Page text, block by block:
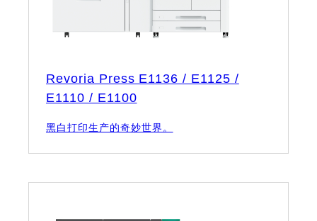
Revoria Press E1136 / E1125 /
E1110 / E1100
黑白打印生产的奇妙世界。